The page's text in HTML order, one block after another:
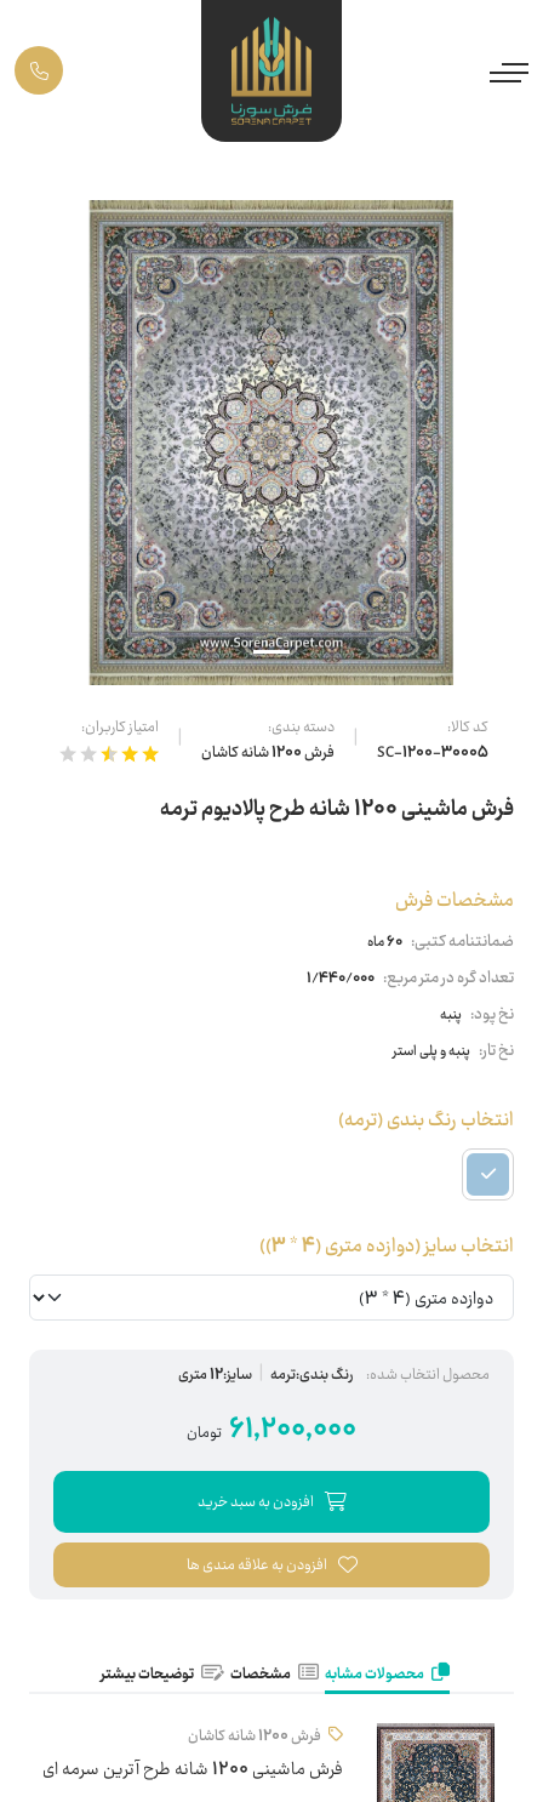
Next
کد کالا:
SC-1200-30005
دسته بندی:
فرش 1200 شانه کاشان
امتیاز کاربران:
فرش ماشینی 1200 شانه طرح پالادیوم ترمه
مشخصات فرش
ضمانتنامه کتبی: 60 ماه
تعداد گره در متر مربع: 1/440/000
نخ پود: پنبه
نخ تار: پنبه و پلی استر
انتخاب رنگ بندی(ترمه)
انتخاب سایز(دوازده متری (4 * 3))
محصول انتخاب شده: رنگ بندی:ترمه سایز:12 متری
61,200,000 تومان
افزودن به سبد خرید
افزودن به علاقه مندی ها
محصولات مشابه مشخصات توضیحات بیشتر
فرش 1200 شانه کاشان
فرش ماشینی 1200 شانه طرح آترین سرمه ای